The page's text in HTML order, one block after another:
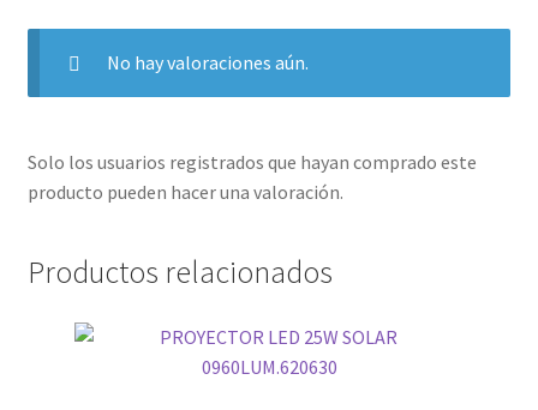
No hay valoraciones aún.
Solo los usuarios registrados que hayan comprado este
producto pueden hacer una valoración.
Productos relacionados